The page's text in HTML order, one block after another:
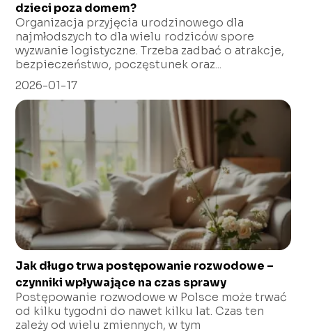
dzieci poza domem?
Organizacja przyjęcia urodzinowego dla
najmłodszych to dla wielu rodziców spore
wyzwanie logistyczne. Trzeba zadbać o atrakcje,
bezpieczeństwo, poczęstunek oraz...
2026-01-17
Jak długo trwa postępowanie rozwodowe –
czynniki wpływające na czas sprawy
Postępowanie rozwodowe w Polsce może trwać
od kilku tygodni do nawet kilku lat. Czas ten
zależy od wielu zmiennych, w tym